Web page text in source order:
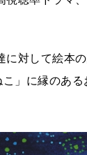
に対して絵本
」に縁のあ